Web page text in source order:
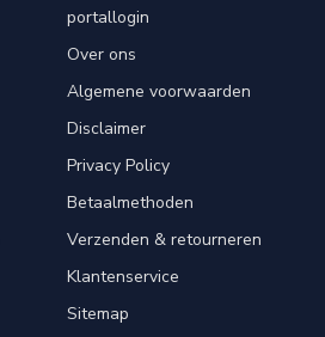
portallogin
Over ons
Algemene voorwaarden
Disclaimer
Privacy Policy
Betaalmethoden
Verzenden & retourneren
Klantenservice
Sitemap